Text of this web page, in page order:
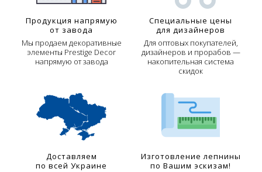
Продукция напрямую
от завода
Мы продаем декоративные
элементы Prestige Decor
напрямую от завода
Специальные цены
для дизайнеров
Для оптовых покупателей,
дизайнеров и прорабов —
накопительная система
скидок
Доставляем
по всей Украине
Изготовление лепнины
по Вашим эскизам!